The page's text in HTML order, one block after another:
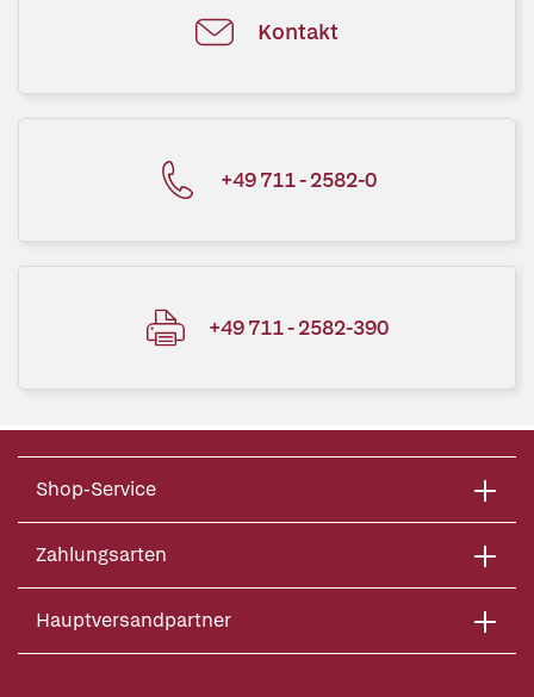
Kontakt
+49 711 - 2582-0
+49 711 - 2582-390
Shop-Service
Zahlungsarten
Hauptversandpartner